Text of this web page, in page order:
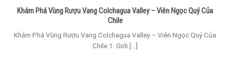
Khám Phá Vùng Rượu Vang Colchagua Valley – Viên Ngọc Quý Của
Chile
Khám Phá Vùng Rượu Vang Colchagua Valley – Viên Ngọc Quý Của
Chile 1. Giới [...]